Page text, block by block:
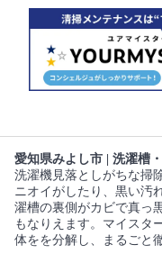
愛知県みよし市 | 洗濯槽
洗濯機見落としがちな掃
ニオイがしたり、黒い汚
濯槽の裏側がカビで真っ
もなりえます。マイスタ
体をを分解し、まるごと